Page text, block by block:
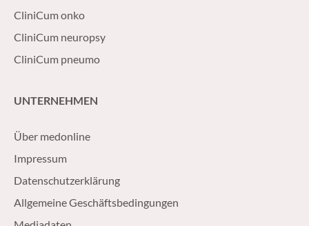
CliniCum onko
CliniCum neuropsy
CliniCum pneumo
UNTERNEHMEN
Über medonline
Impressum
Datenschutzerklärung
Allgemeine Geschäftsbedingungen